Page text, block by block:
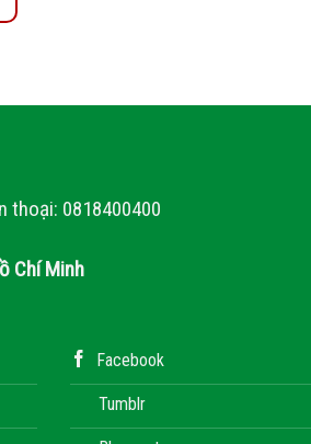
thoại: 0818400400
Chí Minh
Facebook
Tumblr